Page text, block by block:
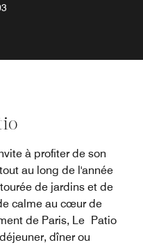
à profiter de son
au long de l'année
de jardins et de
calme au cœur de
de Paris, Le Patio
dîner ou